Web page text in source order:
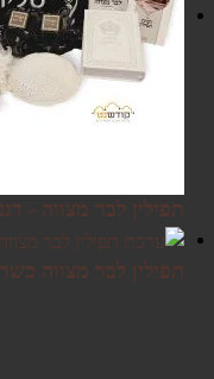
תפילין לבר מצווה -
תפילין לבר מצווה